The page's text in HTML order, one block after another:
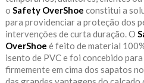
o Safety OverShoe constitui a
para providenciar a proteção dos
intervenções de curta duração. O
OverShoe é feito de material
isento de PVC e foi concebido
firmemente em cima dos sapatos